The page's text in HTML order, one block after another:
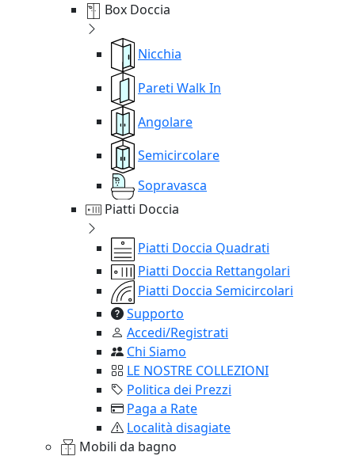
Box Doccia
Nicchia
Pareti Walk In
Angolare
Semicircolare
Sopravasca
Piatti Doccia
Piatti Doccia Quadrati
Piatti Doccia Rettangolari
Piatti Doccia Semicircolari
Supporto
Accedi/Registrati
Chi Siamo
LE NOSTRE COLLEZIONI
Politica dei Prezzi
Paga a Rate
Località disagiate
Mobili da bagno